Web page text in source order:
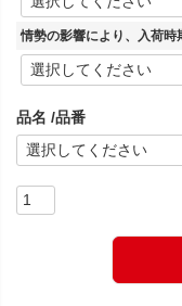
必
須
情勢の影響により、入荷時
品名 品番